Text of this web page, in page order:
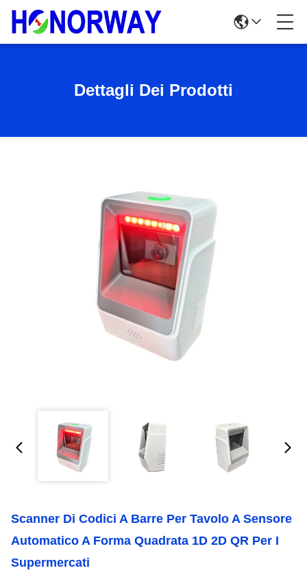
Dettagli Dei Prodotti
Scanner Di Codici A Barre Per Tavolo A Sensore
Automatico A Forma Quadrata 1D 2D QR Per I
Supermercati